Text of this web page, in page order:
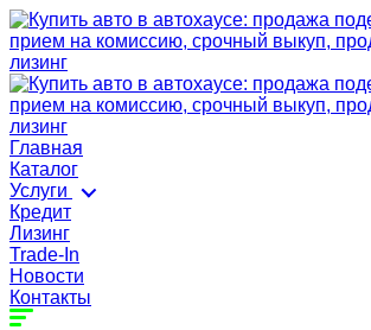
Главная
Каталог
Услуги
Кредит
Лизинг
Trade-In
Новости
Контакты